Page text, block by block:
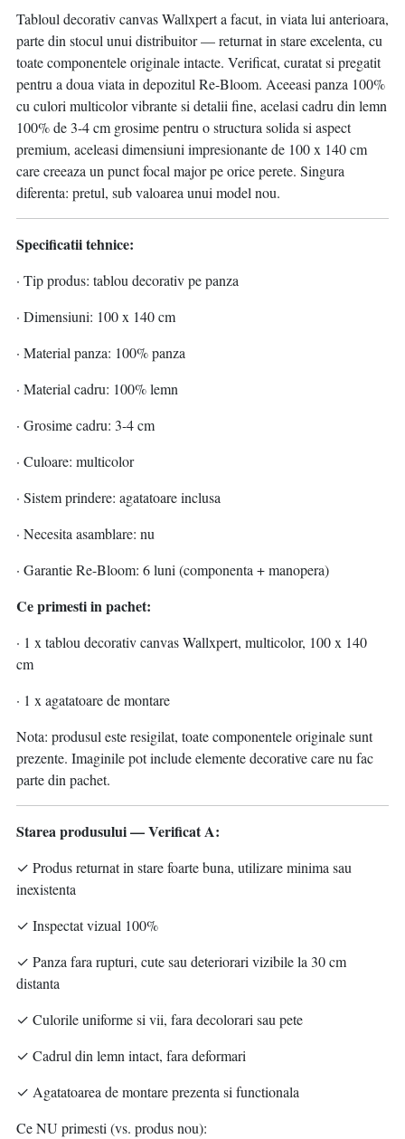
Tabloul decorativ canvas Wallxpert a facut, in viata lui anterioara,
parte din stocul unui distribuitor — returnat in stare excelenta, cu
toate componentele originale intacte. Verificat, curatat si pregatit
pentru a doua viata in depozitul Re-Bloom. Aceeasi panza 100%
cu culori multicolor vibrante si detalii fine, acelasi cadru din lemn
100% de 3-4 cm grosime pentru o structura solida si aspect
premium, aceleasi dimensiuni impresionante de 100 x 140 cm
care creeaza un punct focal major pe orice perete. Singura
diferenta: pretul, sub valoarea unui model nou.
Specificatii tehnice:
· Tip produs: tablou decorativ pe panza
· Dimensiuni: 100 x 140 cm
· Material panza: 100% panza
· Material cadru: 100% lemn
· Grosime cadru: 3-4 cm
· Culoare: multicolor
· Sistem prindere: agatatoare inclusa
· Necesita asamblare: nu
· Garantie Re-Bloom: 6 luni (componenta + manopera)
Ce primesti in pachet:
· 1 x tablou decorativ canvas Wallxpert, multicolor, 100 x 140
cm
· 1 x agatatoare de montare
Nota: produsul este resigilat, toate componentele originale sunt
prezente. Imaginile pot include elemente decorative care nu fac
parte din pachet.
Starea produsului — Verificat A:
✓ Produs returnat in stare foarte buna, utilizare minima sau
inexistenta
✓ Inspectat vizual 100%
✓ Panza fara rupturi, cute sau deteriorari vizibile la 30 cm
distanta
✓ Culorile uniforme si vii, fara decolorari sau pete
✓ Cadrul din lemn intact, fara deformari
✓ Agatatoarea de montare prezenta si functionala
Ce NU primesti (vs. produs nou):